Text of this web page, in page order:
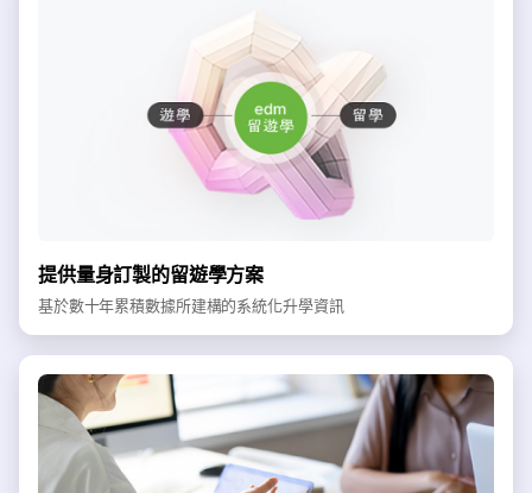
提供量身訂製的留遊學方案
基於數十年累積數據所建構的系統化升學資訊